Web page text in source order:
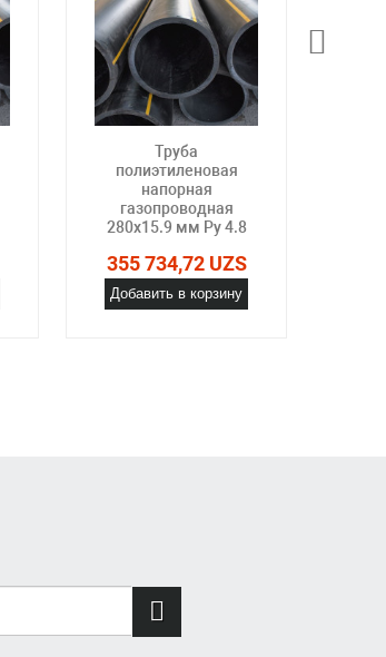
Труба
полиэтиленовая
напорная
газопроводная
280х15.9 мм Ру 4.8
355 734,72 UZS
Добавить в корзину
